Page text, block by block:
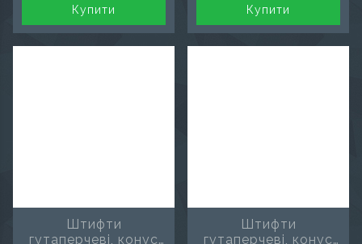
Купити
Купити
Штифти
гутаперчеві, конус
Штифти
гутаперчеві, конус